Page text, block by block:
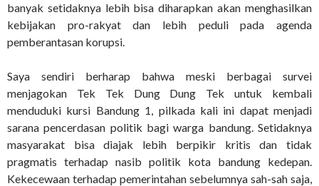
banyak setidaknya lebih bisa diharapkan akan menghasilkan
kebijakan pro-rakyat dan lebih peduli pada agenda
pemberantasan korupsi.
Saya sendiri berharap bahwa meski berbagai survei
menjagokan Tek Tek Dung Dung Tek untuk kembali
menduduki kursi Bandung 1, pilkada kali ini dapat menjadi
sarana pencerdasan politik bagi warga bandung. Setidaknya
masyarakat bisa diajak lebih berpikir kritis dan tidak
pragmatis terhadap nasib politik kota bandung kedepan.
Kekecewaan terhadap pemerintahan sebelumnya sah-sah saja,